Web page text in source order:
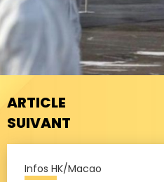
ARTICLE
SUIVANT
Infos HK/Macao